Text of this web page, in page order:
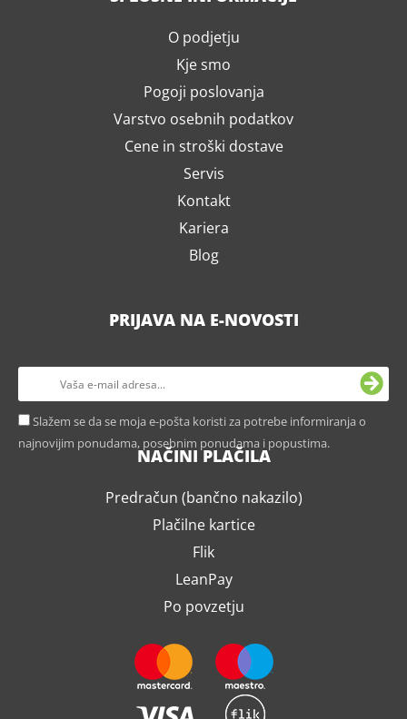
O podjetju
Kje smo
Pogoji poslovanja
Varstvo osebnih podatkov
Cene in stroški dostave
Servis
Kontakt
Kariera
Blog
PRIJAVA NA E-NOVOSTI
Slažem se da se moja e-pošta koristi za potrebe informiranja o
najnovijim ponudama, posebnim ponudama i popustima.
NAČINI PLAČILA
Predračun (bančno nakazilo)
Plačilne kartice
Flik
LeanPay
Po povzetju